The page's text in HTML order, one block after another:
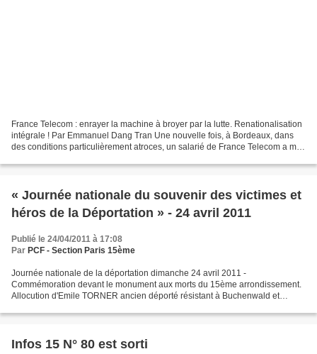
France Telecom : enrayer la machine à broyer par la lutte. Renationalisation
intégrale ! Par Emmanuel Dang Tran Une nouvelle fois, à Bordeaux, dans
des conditions particulièrement atroces, un salarié de France Telecom a mis
« Journée nationale du souvenir des victimes et
héros de la Déportation » - 24 avril 2011
Publié le 24/04/2011 à 17:08
Par PCF - Section Paris 15ème
Journée nationale de la déportation dimanche 24 avril 2011 -
Commémoration devant le monument aux morts du 15ème arrondissement.
Allocution d'Emile TORNER ancien déporté résistant à Buchenwald et
Infos 15 N° 80 est sorti